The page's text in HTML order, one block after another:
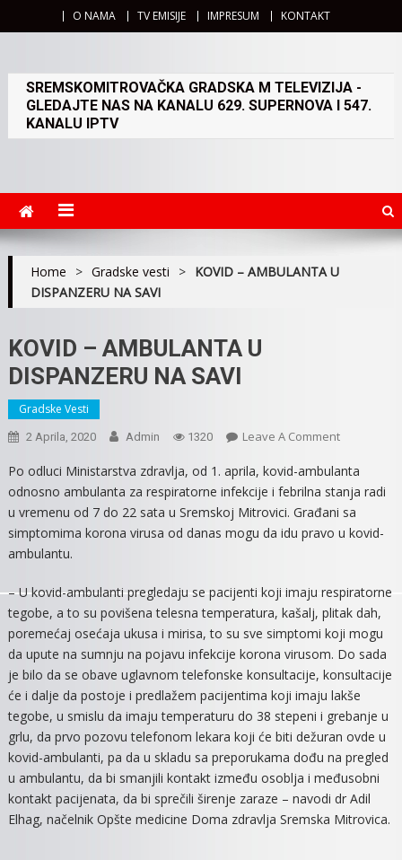
O NAMA TV EMISIJE IMPRESUM KONTAKT
SREMSKOMITROVAČKA GRADSKA M TELEVIZIJA -
GLEDAJTE NAS NA KANALU 629. SUPERNOVA I 547.
KANALU IPTV
Home > Gradske vesti > KOVID – AMBULANTA U
DISPANZERU NA SAVI
KOVID – AMBULANTA U
DISPANZERU NA SAVI
Gradske Vesti
2 Aprila, 2020 Admin 1320 Leave A CommentOn
–
U
Po odluci Ministarstva zdravlja, od 1. aprila, kovid-ambulanta
odnosno ambulanta za respiratorne infekcije i febrilna stanja radi
u vremenu od 7 do 22 sata u Sremskoj Mitrovici. Građani sa
simptomima korona virusa od danas mogu da idu pravo u kovid-
ambulantu.
– U kovid-ambulanti pregledaju se pacijenti koji imaju respiratorne
tegobe, a to su povišena telesna temperatura, kašalj, plitak dah,
poremećaj osećaja ukusa i mirisa, to su sve simptomi koji mogu
da upute na sumnju na pojavu infekcije korona virusom. Do sada
je bilo da se obave uglavnom telefonske konsultacije, konsultacije
će i dalje da postoje i predlažem pacijentima koji imaju lakše
tegobe, u smislu da imaju temperaturu do 38 stepeni i grebanje u
grlu, da prvo pozovu telefonom lekara koji će biti dežuran ovde u
kovid-ambulanti, pa da u skladu sa preporukama dođu na pregled
u ambulantu, da bi smanjili kontakt između osoblja i međusobni
kontakt pacijenata, da bi sprečili širenje zaraze – navodi dr Adil
Elhag, načelnik Opšte medicine Doma zdravlja Sremska Mitrovica.